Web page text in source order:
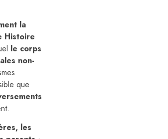
la
Histoire
le corps
non-
que
les